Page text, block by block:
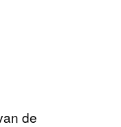
de